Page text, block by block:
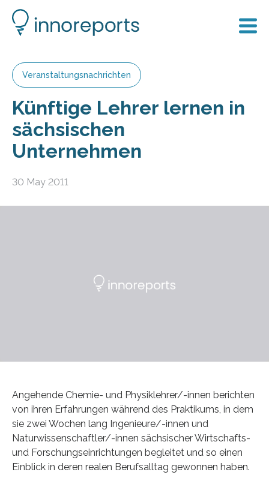
Veranstaltungsnachrichten
Künftige Lehrer lernen in
sächsischen
Unternehmen
30 May 2011
Angehende Chemie- und Physiklehrer/-innen berichten
von ihren Erfahrungen während des Praktikums, in dem
sie zwei Wochen lang Ingenieure/-innen und
Naturwissenschaftler/-innen sächsischer Wirtschafts-
und Forschungseinrichtungen begleitet und so einen
Einblick in deren realen Berufsalltag gewonnen haben.